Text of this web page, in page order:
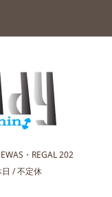
・REGAL 202
/ 不定休